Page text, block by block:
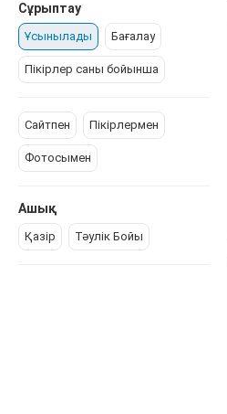
Сұрыптау
Ұсынылады Бағалау
Пікірлер саны бойынша
Сайтпен Пікірлермен
Фотосымен
Ашық
Қазір Тәулік Бойы